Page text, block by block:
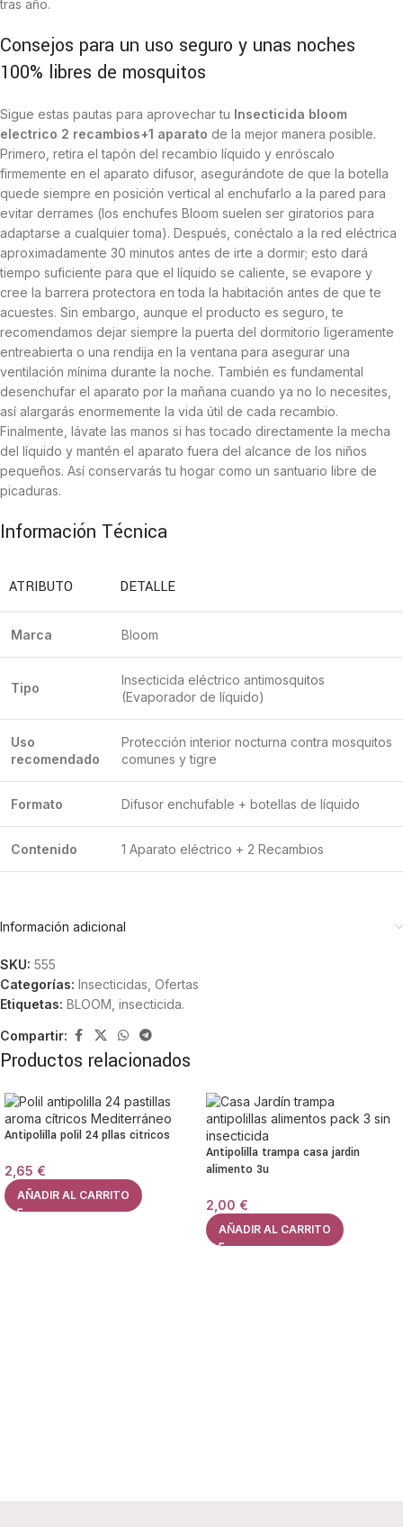
tras año.
Consejos para un uso seguro y unas noches
100% libres de mosquitos
Sigue estas pautas para aprovechar tu Insecticida bloom
electrico 2 recambios+1 aparato de la mejor manera posible.
Primero, retira el tapón del recambio líquido y enróscalo
firmemente en el aparato difusor, asegurándote de que la botella
quede siempre en posición vertical al enchufarlo a la pared para
evitar derrames (los enchufes Bloom suelen ser giratorios para
adaptarse a cualquier toma). Después, conéctalo a la red eléctrica
aproximadamente 30 minutos antes de irte a dormir; esto dará
tiempo suficiente para que el líquido se caliente, se evapore y
cree la barrera protectora en toda la habitación antes de que te
acuestes. Sin embargo, aunque el producto es seguro, te
recomendamos dejar siempre la puerta del dormitorio ligeramente
entreabierta o una rendija en la ventana para asegurar una
ventilación mínima durante la noche. También es fundamental
desenchufar el aparato por la mañana cuando ya no lo necesites,
así alargarás enormemente la vida útil de cada recambio.
Finalmente, lávate las manos si has tocado directamente la mecha
del líquido y mantén el aparato fuera del alcance de los niños
pequeños. Así conservarás tu hogar como un santuario libre de
picaduras.
Información Técnica
ATRIBUTO DETALLE
Marca Bloom
Tipo
Insecticida eléctrico antimosquitos
(Evaporador de líquido)
Uso
recomendado
Protección interior nocturna contra mosquitos
comunes y tigre
Formato Difusor enchufable + botellas de líquido
Contenido 1 Aparato eléctrico + 2 Recambios
Información adicional
SKU: 555
Categorías: Insecticidas Ofertas
Etiquetas: BLOOM insecticida.
Compartir:
Productos relacionados
Antipolilla polil 24 pllas citricos
2,65 €
AÑADIR AL CARRITO
Antipolilla trampa casa jardin
alimento 3u
2,00 €
AÑADIR AL CARRITO